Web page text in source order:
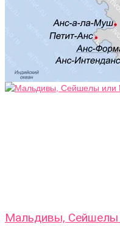
Мальдивы, Сейшелы